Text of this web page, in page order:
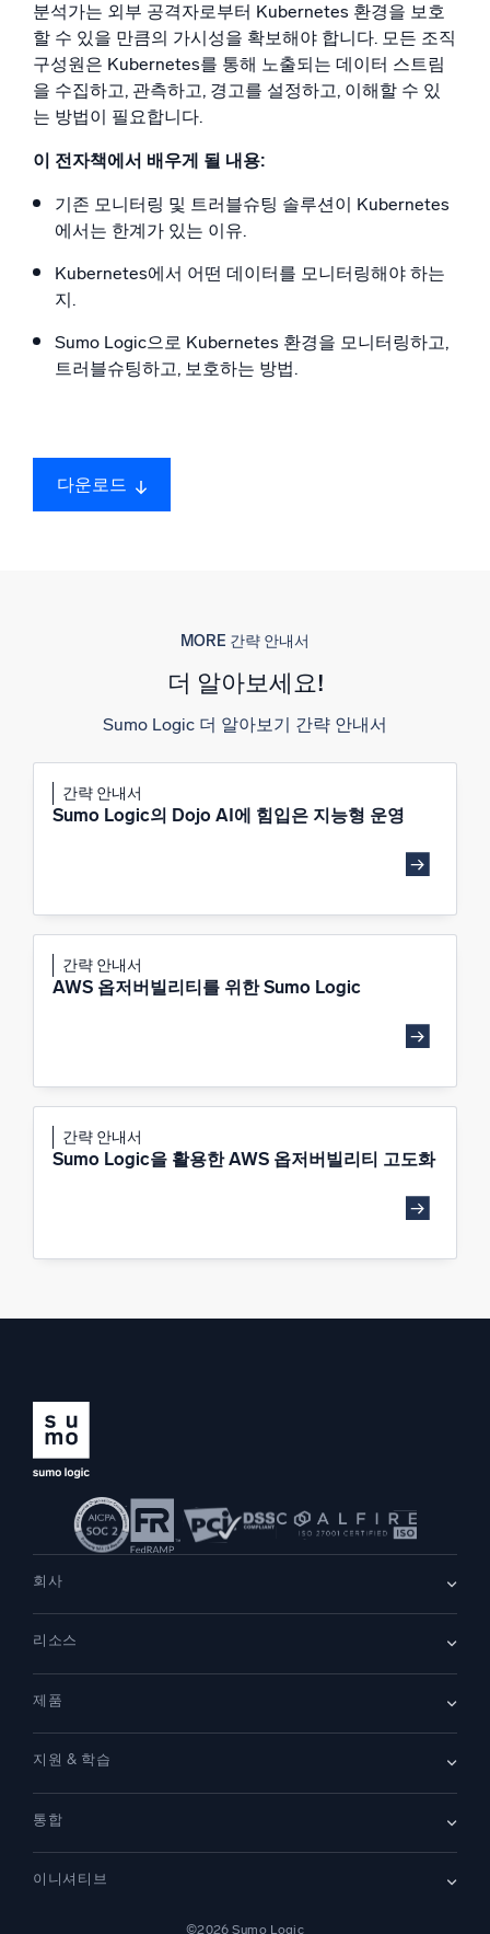
분석가는 외부 공격자로부터 Kubernetes 환경을 보호
할 수 있을 만큼의 가시성을 확보해야 합니다. 모든 조직
구성원은 Kubernetes를 통해 노출되는 데이터 스트림
을 수집하고, 관측하고, 경고를 설정하고, 이해할 수 있
는 방법이 필요합니다.
이 전자책에서 배우게 될 내용:
기존 모니터링 및 트러블슈팅 솔루션이 Kubernetes
에서는 한계가 있는 이유.
Kubernetes에서 어떤 데이터를 모니터링해야 하는
지.
Sumo Logic으로 Kubernetes 환경을 모니터링하고,
트러블슈팅하고, 보호하는 방법.
다운로드
MORE 간략 안내서
더 알아보세요!
Sumo Logic 더 알아보기 간략 안내서
간략 안내서
Sumo Logic의 Dojo AI에 힘입은 지능형 운영
간략 안내서
AWS 옵저버빌리티를 위한 Sumo Logic
간략 안내서
Sumo Logic을 활용한 AWS 옵저버빌리티 고도화
회사
채용 채용 중
리더십
뉴스룸
문의하기
리소스
고객 사례
데모
제품
SIEM
보안을 위한 로그
모니터링 및 문제 해결
비교하기
지원 & 학습
커뮤니티
지원
플랫폼 상태
통합
Amazon S3 Audit
이니셔티브
©2026 Sumo Logic